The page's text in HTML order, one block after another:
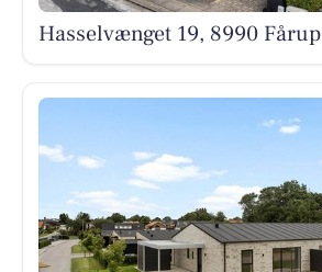
Hasselvænget 19, 8990 Fårup